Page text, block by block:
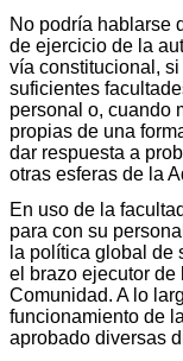
No podría hablarse
de ejercicio de la
vía constitucional,
suficientes
personal o, cuando
propias de una
dar respuesta a
otras esferas de la
En uso de la
para con su
la política global de
el brazo ejecutor
Comunidad. A lo
funcionamiento de
aprobado diversas